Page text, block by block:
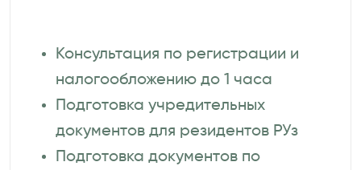
Консультация по регистрации и
налогообложению до 1 часа
Подготовка учредительных
документов для резидентов РУз
Подготовка документов по